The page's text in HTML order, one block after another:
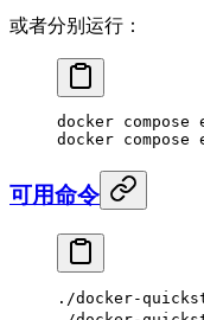
或者分别运行：
docker compose
docker compose
可用命令
./docker-